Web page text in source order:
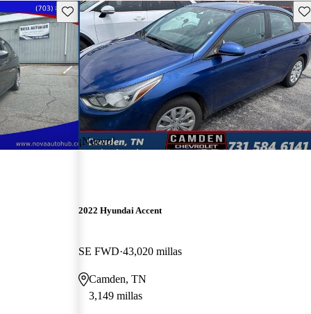
Guarda este Aviso
¡Nuevo!
2022 Hyundai Accent
SE FWD 43,020 millas
Camden, TN
3,149 millas